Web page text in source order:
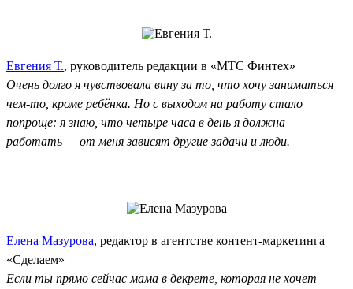
Евгения Т., руководитель редакции в «МТС Финтех»
Очень долго я чувствовала вину за то, что хочу заниматься
чем-то, кроме ребёнка. Но с выходом на работу стало
попроще: я знаю, что четыре часа в день я должна
работать — от меня зависят другие задачи и люди.
Елена Мазурова, редактор в агентстве контент-маркетинга
«Сделаем»
Если ты прямо сейчас мама в декрете, которая не хочет